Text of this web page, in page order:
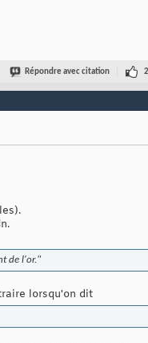
Répondre avec citation 2
de l'or."
lorsqu'on dit